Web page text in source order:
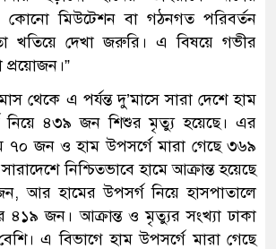
কোনো মিউটেশন বা গঠনগত পরিবর্তন
খতিয়ে দেখা জরুরি। এ বিষয়ে গভীর
প্রয়োজন।”
থেকে এ পর্যন্ত দু’মাসে সারা দেশে হাম
নিয়ে ৪৩৯ জন শিশুর মৃত্যু হয়েছে। এর
৭০ জন ও হাম উপসর্গে মারা গেছে ৩৬৯
নিশ্চিতভাবে হামে আক্রান্ত হয়েছে
আর হামের উপসর্গ নিয়ে হাসপাতালে
৪১৯ জন। আক্রান্ত ও মৃত্যুর সংখ্যা ঢাকা
এ বিভাগে হাম উপসর্গে মারা গেছে